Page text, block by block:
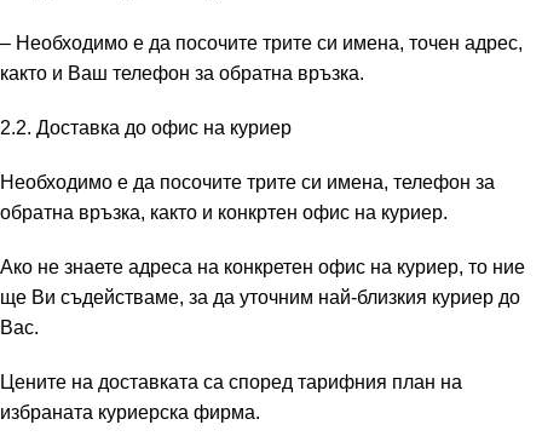
– Необходимо е да посочите трите си имена, точен адрес,
както и Ваш телефон за обратна връзка.
2.2. Доставка до офис на куриер
Необходимо е да посочите трите си имена, телефон за
обратна връзка, както и конкртен офис на куриер.
Ако не знаете адреса на конкретен офис на куриер, то ние
ще Ви съдействаме, за да уточним най-близкия куриер до
Вас.
Цените на доставката са според тарифния план на
избраната куриерска фирма.